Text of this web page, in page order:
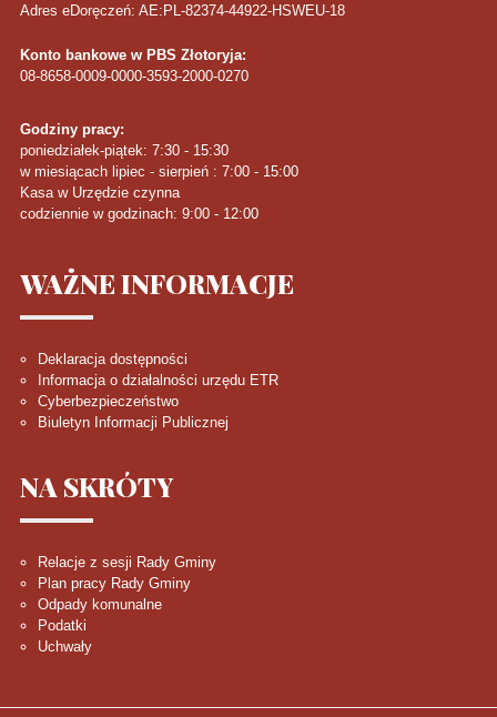
Adres eDoręczeń: AE:PL-82374-44922-HSWEU-18
Konto bankowe w PBS Złotoryja:
08-8658-0009-0000-3593-2000-0270
Godziny pracy:
poniedziałek-piątek: 7:30 - 15:30
w miesiącach lipiec - sierpień : 7:00 - 15:00
Kasa w Urzędzie czynna
codziennie w godzinach: 9:00 - 12:00
WAŻNEINFORMACJE
Deklaracja dostępności
Informacja o działalności urzędu ETR
Cyberbezpieczeństwo
Biuletyn Informacji Publicznej
NA SKRÓTY
Relacje z sesji Rady Gminy
Plan pracy Rady Gminy
Odpady komunalne
Podatki
Uchwały